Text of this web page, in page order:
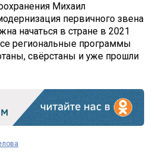
Михаил
первичного звена
начаться в стране в 2021
региональные программы
свёрстаны и уже прошли